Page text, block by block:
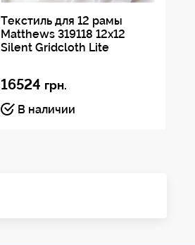
Текстиль для 12 рамы
Matthews 319118 12x12
Silent Gridcloth Lite
16524 грн.
В наличии